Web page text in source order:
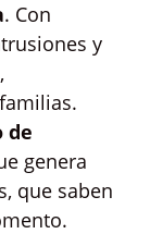
. Con
y
de
genera
que saben